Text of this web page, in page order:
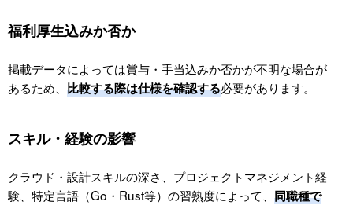
福利厚生込みか否か
掲載データによっては賞与・手当込みか否かが不明な場合が
あるため、 比較する際は仕様を確認する必要があります。
スキル・経験の影響
クラウド・設計スキルの深さ、プロジェクトマネジメント経
験、特定言語（Go・Rust等）の習熟度によって、 同職種で